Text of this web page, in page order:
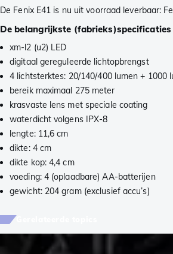
De Fenix E41 is nu uit voorraad leverbaar:
De belangrijkste (fabrieks)specificaties
xm-l2 (u2) LED
digitaal gereguleerde lichtopbrengst
4 lichtsterktes: 20/140/400 lumen + 1000
bereik maximaal 275 meter
krasvaste lens met speciale coating
waterdicht volgens IPX-8
lengte: 11,6 cm
dikte: 4 cm
dikte kop: 4,4 cm
voeding: 4 (oplaadbare) AA-batterijen
gewicht: 204 gram (exclusief accu’s)